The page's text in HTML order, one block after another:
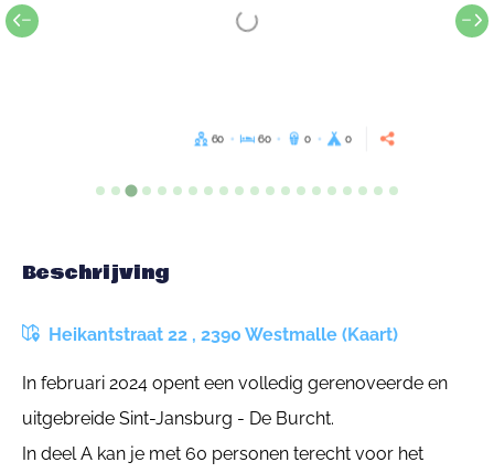
60 60 0 0
Beschrijving
Heikantstraat 22 , 2390 Westmalle (Kaart)
In februari 2024 opent een volledig gerenoveerde en
uitgebreide Sint-Jansburg - De Burcht.
In deel A kan je met 60 personen terecht voor het